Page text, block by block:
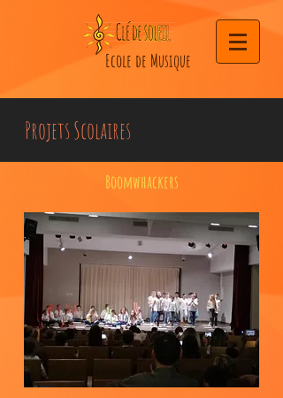
Ecole de Musique
Projets Scolaires
Boomwhackers